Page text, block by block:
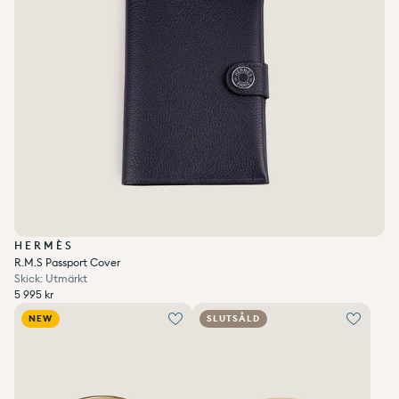
HERMÈS
R.M.S Passport Cover
Skick: Utmärkt
Ordinarie pris
5 995 kr
Ordinarie pris
Reapris
5 995 kr
NEW SLUTSÅLD